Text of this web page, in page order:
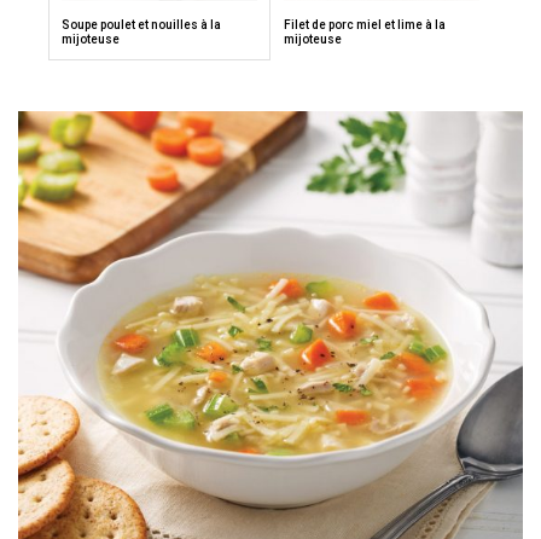
Soupe poulet et nouilles à la
mijoteuse
Filet de porc miel et lime à la
mijoteuse